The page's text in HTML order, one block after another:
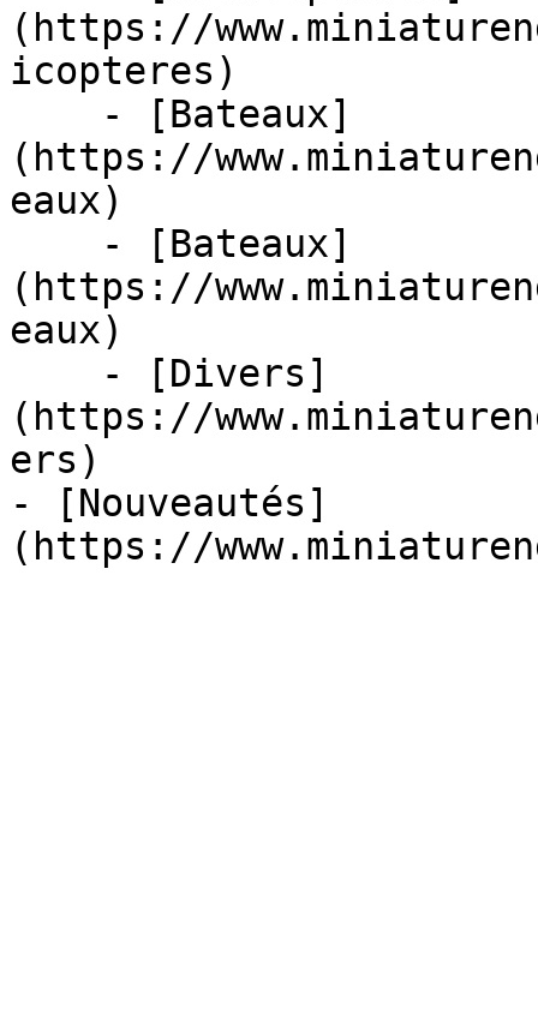
(https://
icopteres)
(https://
eaux)
(https://
eaux)
(https://
ers)
- [Nouveautés]